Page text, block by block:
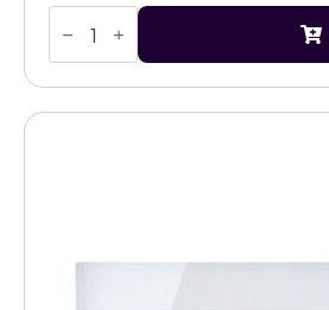
Mitsubishi
Electric
Compact
MSZ-
AY50VGK
5,0kW